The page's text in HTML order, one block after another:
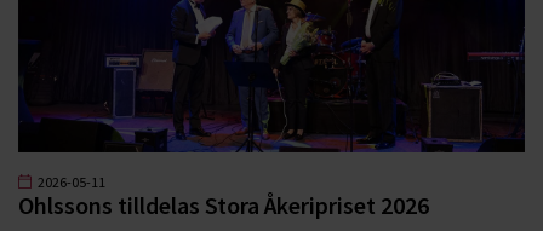
2026-05-11
Ohlssons tilldelas Stora Åkeripriset 2026